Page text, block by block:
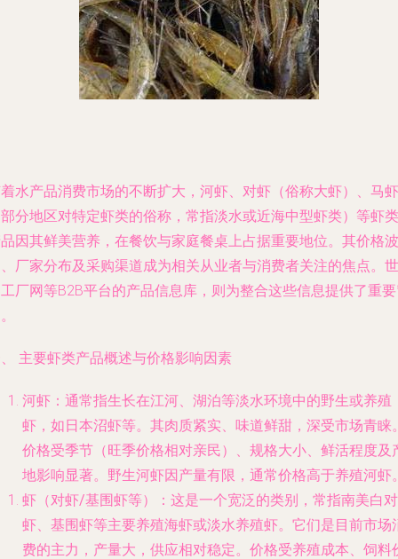
水产品消费市场的不断扩大，河虾、对虾（俗称大虾）、马虾
分地区对特定虾类的俗称，常指淡水或近海中型虾类）等虾类
因其鲜美营养，在餐饮与家庭餐桌上占据重要地位。其价格波
厂家分布及采购渠道成为相关从业者与消费者关注的焦点。世
厂网等B2B平台的产品信息库，则为整合这些信息提供了重
主要虾类产品概述与价格影响因素
河虾 ：通常指生长在江河、湖泊等淡水环境中的野生或养殖
虾，如日本沼虾等。其肉质紧实、味道鲜甜，深受市场青睐
价格受季节（旺季价格相对亲民）、规格大小、鲜活程度及
地影响显著。野生河虾因产量有限，通常价格高于养殖河虾
虾（对虾/基围虾等）
：这是一个宽泛的类别，常指南美白对
虾、基围虾等主要养殖海虾或淡水养殖虾。它们是目前市场
费的主力，产量大，供应相对稳定。价格受养殖成本、饲料